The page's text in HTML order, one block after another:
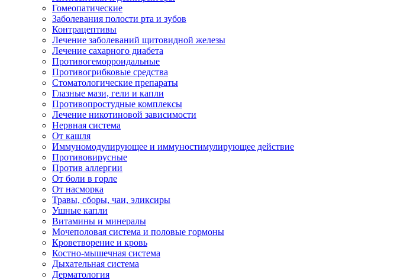
Гомеопатические
Заболевания полости рта и зубов
Контрацептивы
Лечение заболеваний щитовидной железы
Лечение сахарного диабета
Противогеморроидальные
Противогрибковые средства
Стоматологические препараты
Глазные мази, гели и капли
Противопростудные комплексы
Лечение никотиновой зависимости
Нервная система
От кашля
Иммуномодулирующее и иммуностимулирующее действие
Противовирусные
Против аллергии
От боли в горле
От насморка
Травы, сборы, чаи, эликсиры
Ушные капли
Витамины и минералы
Мочеполовая система и половые гормоны
Кроветворение и кровь
Костно-мышечная система
Дыхательная система
Дерматология